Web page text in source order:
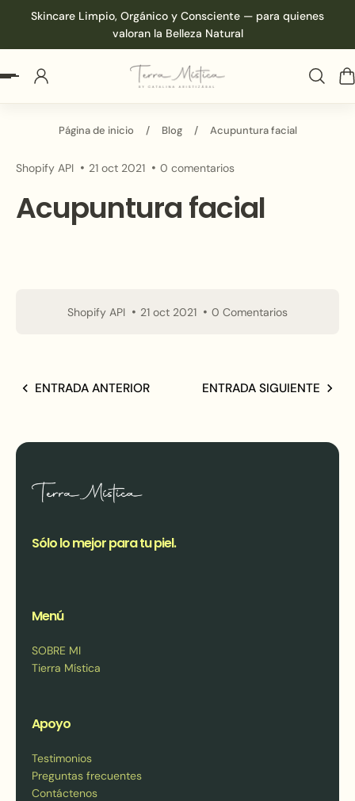
contenido
Skincare Limpio, Orgánico y Consciente — para quienes
valoran la Belleza Natural
Página de inicio / Blog / Acupuntura facial
Shopify API 21 oct 2021 0 comentarios
Acupuntura facial
Shopify API 21 oct 2021 0 Comentarios
ENTRADA ANTERIOR ENTRADA SIGUIENTE
Sólo lo mejor para tu piel.
Menú
SOBRE MI
Tierra Mística
Apoyo
Testimonios
Preguntas frecuentes
Contáctenos